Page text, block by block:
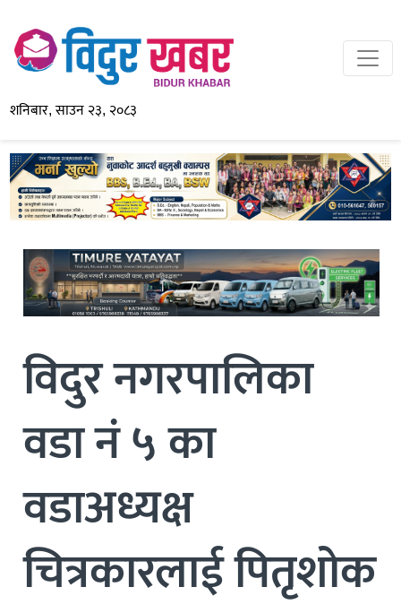
शनिबार, साउन २३, २०८३
विदुर नगरपालिका
वडा नं ५ का
वडाअध्यक्ष
चित्रकारलाई पितृशोक